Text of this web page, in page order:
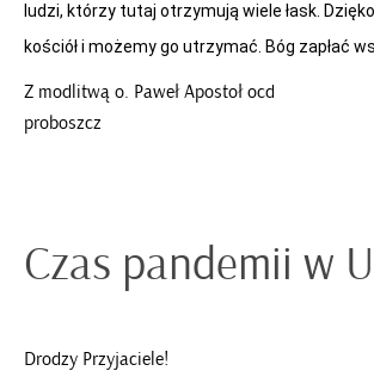
ludzi, którzy tutaj otrzymują wiele łask.
kościół i możemy go utrzymać. Bóg zapłać
Z modlitwą o. Paweł Apostoł ocd
proboszcz
Czas pandemii w
Drodzy Przyjaciele!